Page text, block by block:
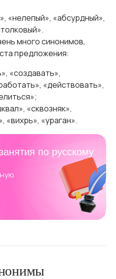
«нелепый», «абсурдный»,
много синонимов,
предложения:
«создавать»,
«действовать»,
«сквозняк»,
«вихрь», «ураган».
по русскому